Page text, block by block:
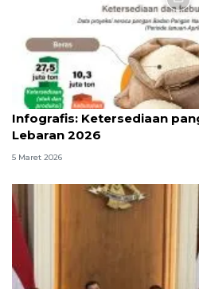
Infografik
Infografis: Ketersediaan
Lebaran 2026
5 Maret 2026